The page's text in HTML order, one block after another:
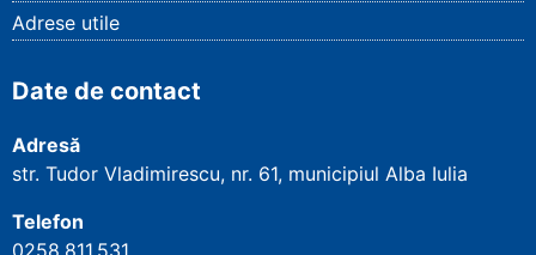
Adrese utile
Date de contact
Adresă
str. Tudor Vladimirescu, nr. 61, municipiul Alba Iulia
Telefon
0258.811.531